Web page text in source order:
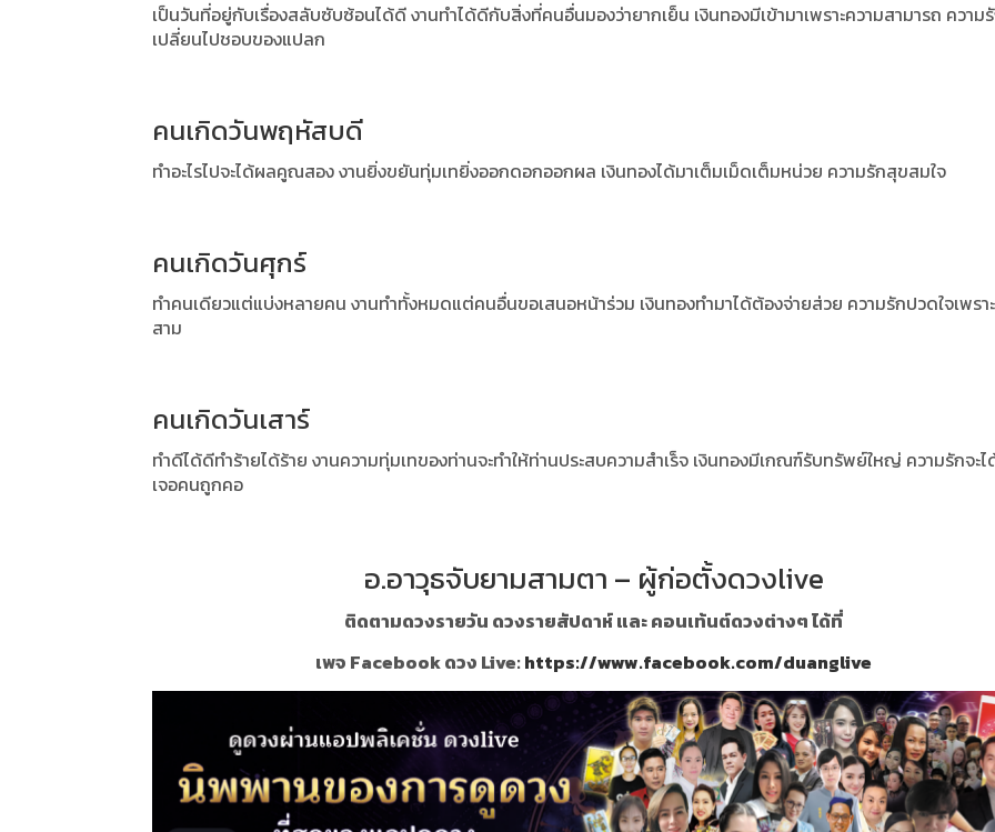
เป็นวันที่อยู่กับเรื่องสลับซับซ้อนได้ดี งานทำได้ดีกับสิ่งที่คนอื่นมองว่ายากเย็น เงินทองมีเข้ามาเพราะความสามารถ ความ
เปลี่ยนไปชอบของแปลก
คนเกิดวันพฤหัสบดี
ทำอะไรไปจะได้ผลคูณสอง งานยิ่งขยันทุ่มเทยิ่งออกดอกออกผล เงินทองได้มาเต็มเม็ดเต็มหน่วย ความรักสุขสมใจ
คนเกิดวันศุกร์
ทำคนเดียวแต่แบ่งหลายคน งานทำทั้งหมดแต่คนอื่นขอเสนอหน้าร่วม เงินทองทำมาได้ต้องจ่ายส่วย ความรักปวดใจเพรา
สาม
คนเกิดวันเสาร์
ทำดีได้ดีทำร้ายได้ร้าย งานความทุ่มเทของท่านจะทำให้ท่านประสบความสำเร็จ เงินทองมีเกณฑ์รับทรัพย์ใหญ่ ความรักจะ
เจอคนถูกคอ
อ.อาวุธจับยามสามตา – ผู้ก่อตั้งดวงlive
ติดตามดวงรายวัน ดวงรายสัปดาห์ และ คอนเท้นต์ดวงต่างๆ ได้ที่
เพจ Facebook ดวง Live:https://www.facebook.com/duanglive